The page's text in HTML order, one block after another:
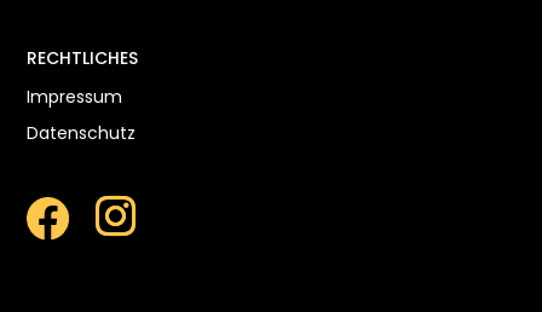
RECHTLICHES
Impressum
Datenschutz